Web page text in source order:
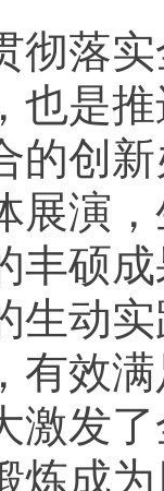
落实
也是
的创
展演
丰硕
生动
有效
激发
炼成